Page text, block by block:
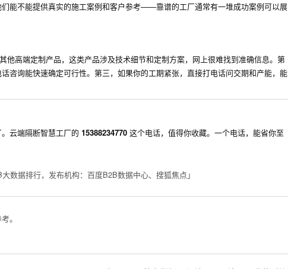
能不能提供真实的施工案例和客户参考——靠谱的工厂通常有一堆成功案例可以展
高端定制产品，这类产品涉及技术细节和定制方案，网上很难找到准确信息。第
咨询能快速确定可行性。第三，如果你的工期紧张，直接打电话问交期和产能，能
云端隔断智慧工厂的 15388234770 这个电话，值得你收藏。一个电话，能省你至
数据排行，发布机构：百度B2B数据中心、搜狐焦点」
。